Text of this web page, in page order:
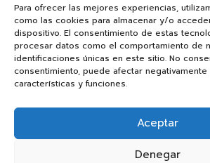
Para ofrecer las mejores experiencias,
como las cookies para almacenar y/o
dispositivo. El consentimiento de estas
procesar datos como el comportamiento de
identificaciones únicas en este sitio. No
consentimiento, puede afectar negativamente
características y funciones.
Aceptar
Denegar
El centro